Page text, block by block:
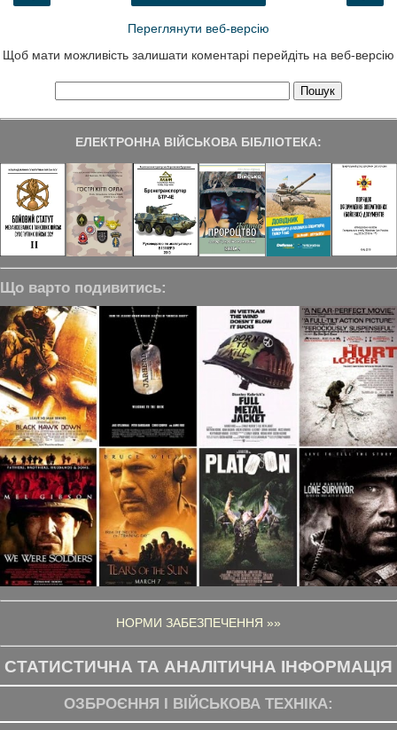
Переглянути веб-версію
Щоб мати можливість залишати коментарі перейдіть на веб-версію
ЕЛЕКТРОННА ВІЙСЬКОВА БІБЛІОТЕКА:
Що варто подивитись:
НОРМИ ЗАБЕЗПЕЧЕННЯ »»
СТАТИСТИЧНА ТА АНАЛІТИЧНА ІНФОРМАЦІЯ
ОЗБРОЄННЯ І ВІЙСЬКОВА ТЕХНІКА: